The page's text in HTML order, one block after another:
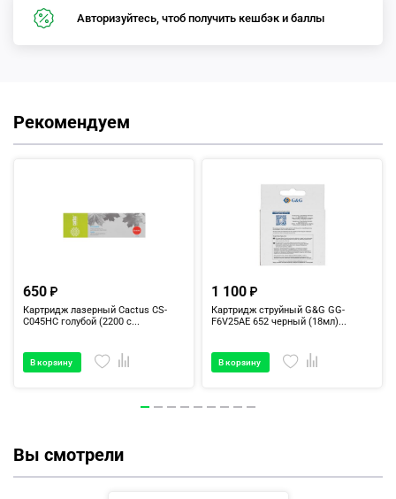
Авторизуйтесь, чтоб получить кешбэк и баллы
Рекомендуем
650
Картридж лазерный Cactus CS-
C045HC голубой (2200 с...
В корзину
1 100
Картридж струйный G&G GG-
F6V25AE 652 черный (18мл)...
В корзину
Вы смотрели